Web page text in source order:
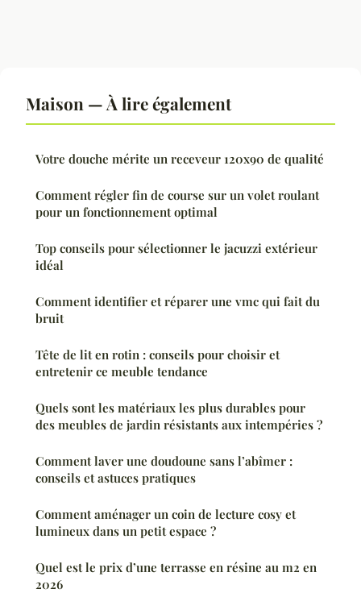
Maison — À lire également
Votre douche mérite un receveur 120x90 de qualité
Comment régler fin de course sur un volet roulant
pour un fonctionnement optimal
Top conseils pour sélectionner le jacuzzi extérieur
idéal
Comment identifier et réparer une vmc qui fait du
bruit
Tête de lit en rotin : conseils pour choisir et
entretenir ce meuble tendance
Quels sont les matériaux les plus durables pour
des meubles de jardin résistants aux intempéries ?
Comment laver une doudoune sans l’abîmer :
conseils et astuces pratiques
Comment aménager un coin de lecture cosy et
lumineux dans un petit espace ?
Quel est le prix d’une terrasse en résine au m2 en
2026